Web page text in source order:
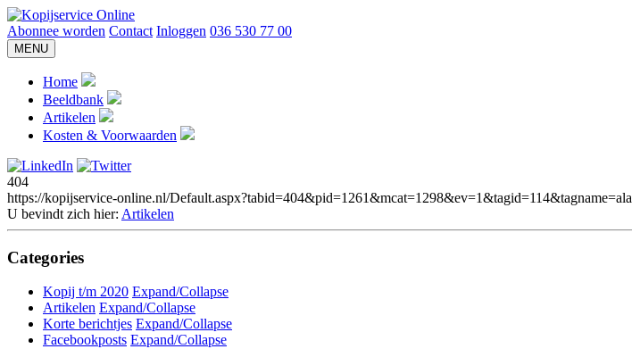
Abonnee worden Contact Inloggen 036 530 77 00
MENU
Home
Beeldbank
Artikelen
Kosten & Voorwaarden
404
https://kopijservice-online.nl/
U bevindt zich hier: Artikelen
Categories
Kopij t/m 2020 Expand/Collapse
Artikelen Expand/Collapse
Korte berichtjes Expand/Collapse
Facebookposts Expand/Collapse